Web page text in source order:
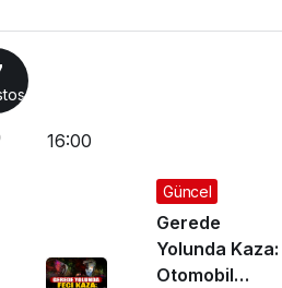
16:00
Güncel
Gerede
Yolunda Kaza:
Otomobil